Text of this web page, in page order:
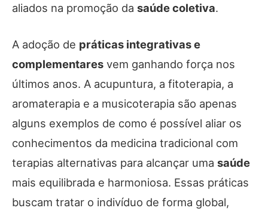
aliados na promoção da saúde coletiva.
A adoção de práticas integrativas e
complementares vem ganhando força nos
últimos anos. A acupuntura, a fitoterapia, a
aromaterapia e a musicoterapia são apenas
alguns exemplos de como é possível aliar os
conhecimentos da medicina tradicional com
terapias alternativas para alcançar uma saúde
mais equilibrada e harmoniosa. Essas práticas
buscam tratar o indivíduo de forma global,